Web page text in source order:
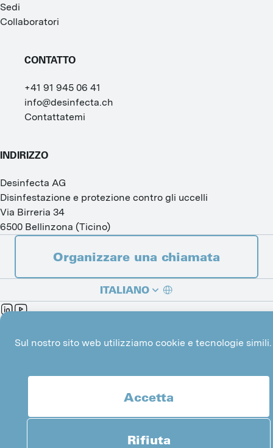
Sedi
Collaboratori
CONTATTO
+41 91 945 06 41
info@desinfecta.ch
Contattatemi
INDIRIZZO
Desinfecta AG
Disinfestazione e protezione contro gli uccelli
Via Birreria 34
6500 Bellinzona (Ticino)
Organizzare una chiamata
ITALIANO
Impronta
Made with by Mindnow AG
Sul nostro sito web utilizziamo cookie e tecnologie simili.
Rifiuta
Accetta